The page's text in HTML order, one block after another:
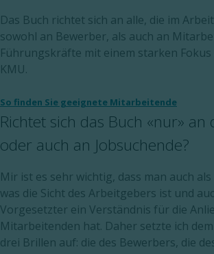
Das Buch richtet sich an alle, die im
sowohl an Bewerber, als auch an
Führungskräfte mit einem starken Fokus
KMU.
So finden Sie geeignete Mitarbeitende
Richtet sich das Buch «nur» an
oder auch an Jobsuchende?
Mir ist es sehr wichtig, dass man auch
was die Sicht des Arbeitgebers ist und
Vorgesetzter ein Verständnis für die
Mitarbeitenden hat. Daher setzte ich
drei Brillen auf: die des Bewerbers, die